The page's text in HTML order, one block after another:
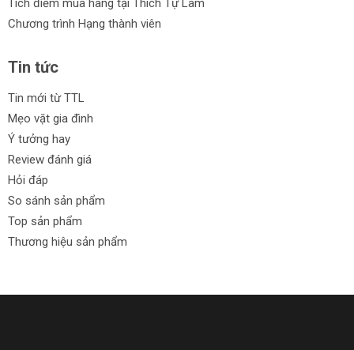
Tích điểm mua hàng tại Thích Tự Làm
Chương trình Hạng thành viên
Tin tức
Tin mới từ TTL
Mẹo vặt gia đình
Ý tưởng hay
Review đánh giá
Hỏi đáp
So sánh sản phẩm
Top sản phẩm
Thương hiệu sản phẩm